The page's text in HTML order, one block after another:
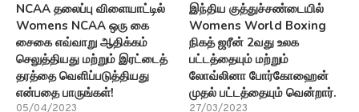
NCAA தலைப்பு விளையாட்டில்
Womens NCAA ஒரு கை
சைகை எவ்வாறு ஆதிக்கம்
செலுத்தியது மற்றும் இரட்டைத்
தரத்தை வெளிப்படுத்தியது
என்பதை பாருங்கள்!
05/04/2023
இந்திய குத்துச்சண்டையில்
Womens World Boxing
நிகத் ஜரீன் 2வது உலக
பட்டத்தையும் மற்றும்
லோவ்லினா போர்கோஹைன்
முதல் பட்டத்தையும் வென்றார்.
27/03/2023